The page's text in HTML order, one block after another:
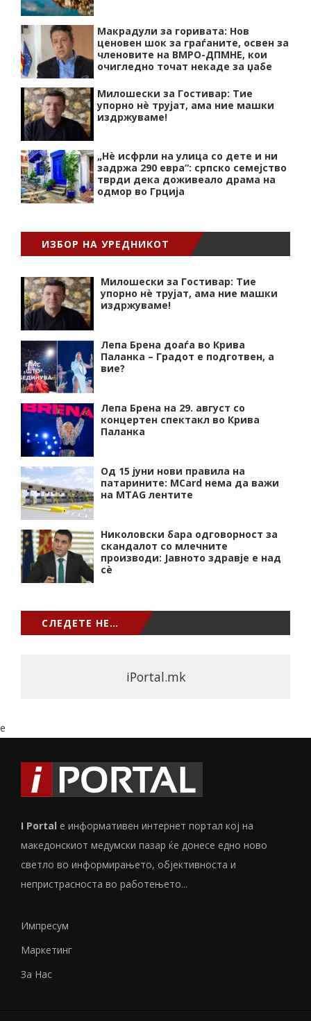
Макрадули за горивата: Нов
ценовен шок за граѓаните, освен за
членовите на ВМРО-ДПМНЕ, кои
очигледно точат некаде за џабе
Милошески за Гостивар: Тие
упорно нѐ трујат, ама ние машки
издржуваме!
„Нѐ исфрли на улица со дете и ни
задржа 290 евра“: српско семејство
тврди дека доживеало драма на
одмор во Грција
ИЗБОР НА УРЕДНИКОТ
Милошески за Гостивар: Тие
упорно нѐ трујат, ама ние машки
издржуваме!
Лепа Брена доаѓа во Крива
Паланка – Градот е подготвен, а
вие?
Лепа Брена на 29. август со
концертен спектакл во Крива
Паланка
Од 15 јуни нови правила на
патарините: MCard нема да важи
на MTAG лентите
Николовски бара одговорност за
скандалот со млечните
производи: Јавното здравје е над
сѐ
СЛЕДЕТЕ НЕ…
iPortal.mk
e
I Portal е информативен интернет портал кој на
македонскиот медумски пазар ќе донесе едно ново
светло во информирањето, објективноста и
непристрасноста во работењето...
Импресум
Маркетинг
За Нас